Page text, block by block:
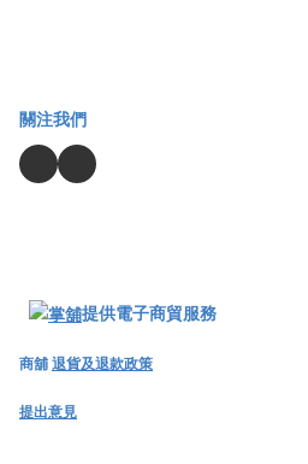
關注我們
提供電子商貿服務
商舖退貨及退款政策
提出意見